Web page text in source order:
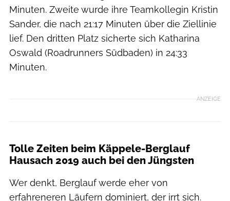
Minuten. Zweite wurde ihre Teamkollegin Kristin
Sander, die nach 21:17 Minuten über die Ziellinie
lief. Den dritten Platz sicherte sich Katharina
Oswald (Roadrunners Südbaden) in 24:33
Minuten.
ANZEIGE
Tolle Zeiten beim Käppele-Berglauf
Hausach 2019 auch bei den Jüngsten
Wer denkt, Berglauf werde eher von
erfahreneren Läufern dominiert, der irrt sich.